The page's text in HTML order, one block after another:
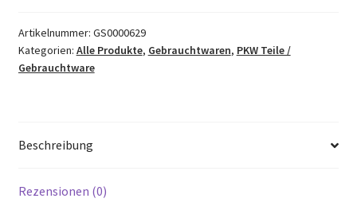
Bowdenzug
Zug
Tankklappe
Artikelnummer: GS0000629
Kategorien: Alle Produkte, Gebrauchtwaren, PKW Teile /
Gebrauchtware
Beschreibung
Rezensionen (0)